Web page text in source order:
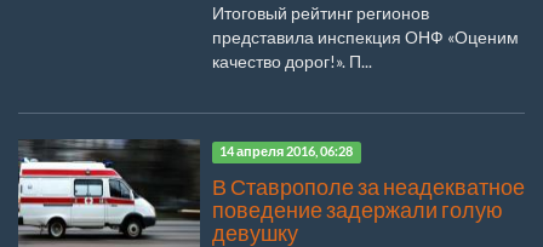
Итоговый рейтинг регионов
представила инспекция ОНФ «Оценим
качество дорог!». П...
14 апреля 2016, 06:28
В Ставрополе за неадекватное
поведение задержали голую
девушку